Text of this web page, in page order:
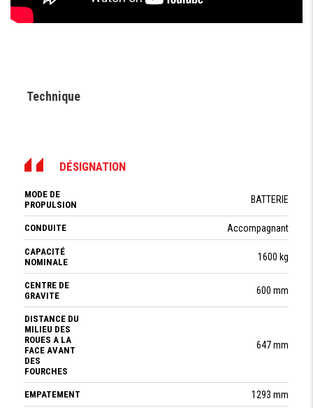
Technique
DÉSIGNATION
MODE DE
PROPULSION
BATTERIE
CONDUITE Accompagnant
CAPACITÉ
NOMINALE
1600 kg
CENTRE DE
GRAVITE
600 mm
DISTANCE DU
MILIEU DES
ROUES A LA
FACE AVANT
DES
FOURCHES
647 mm
EMPATEMENT 1293 mm